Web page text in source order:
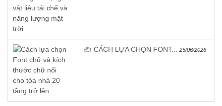
✍️ CÁCH LỰA CHỌN FONT... 25/06/2026